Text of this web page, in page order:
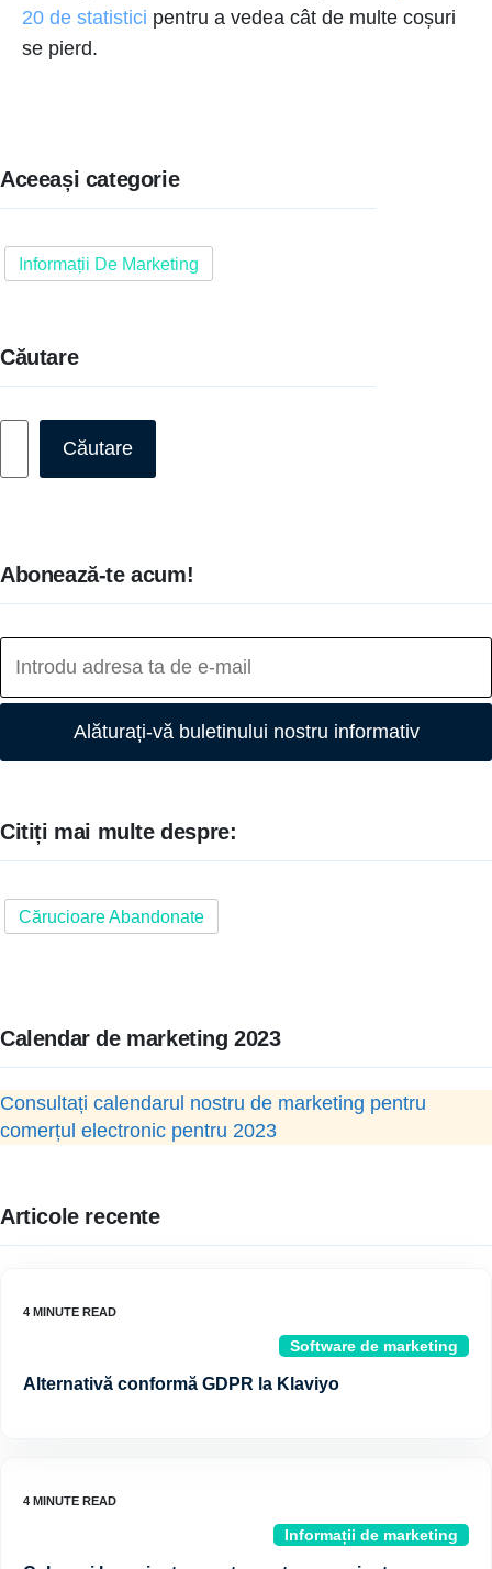
20 de statistici pentru a vedea cât de multe coșuri
se pierd.
Aceeași categorie
Informații De Marketing
Căutare
Căutare
Abonează-te acum!
Alăturați-vă buletinului nostru informativ
Citiți mai multe despre:
Cărucioare Abandonate
Calendar de marketing 2023
Consultați calendarul nostru de marketing pentru
comerțul electronic pentru 2023
Articole recente
Software de marketing
Alternativă conformă GDPR la Klaviyo
Informații de marketing